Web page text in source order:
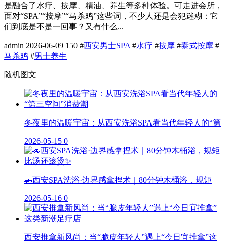
是融合了水疗、按摩、精油、养生等多种体验。可走进会所，
面对“SPA”“按摩”“马杀鸡”这些词，不少人还是会犯迷糊：它
们到底是不是一回事？又有什么...
admin 2026-06-09 150 #西安男士SPA #水疗 #按摩 #泰式按摩 #
马杀鸡 #男士养生
随机图文
冬夜里的温暖宇宙：从西安洗浴SPA看当代年轻人的“第
2026-05-15 0
🚗西安SPA洗浴·边界感拿捏术｜80分钟木桶浴，规矩
2026-05-16 0
西安推拿新风尚：当“脆皮年轻人”遇上“今日宜推拿”这